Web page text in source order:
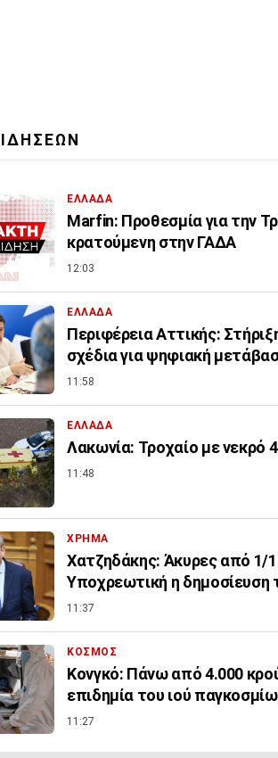
ΕΛΛΑΔΑ
Marfin: Προθεσμία για την
κρατούμενη στην ΓΑΔΑ
12:03
ΕΛΛΑΔΑ
Περιφέρεια Αττικής:
σχέδια για ψηφιακή
11:58
ΕΛΛΑΔΑ
Λακωνία: Τροχαίο με νεκρό
11:48
ΧΡΗΜΑ
Χατζηδάκης: Άκυρες από 1/
Υποχρεωτική η δημοσίευση
11:37
ΚΟΣΜΟΣ
Κονγκό: Πάνω από 4.000
επιδημία του ιού
11:27